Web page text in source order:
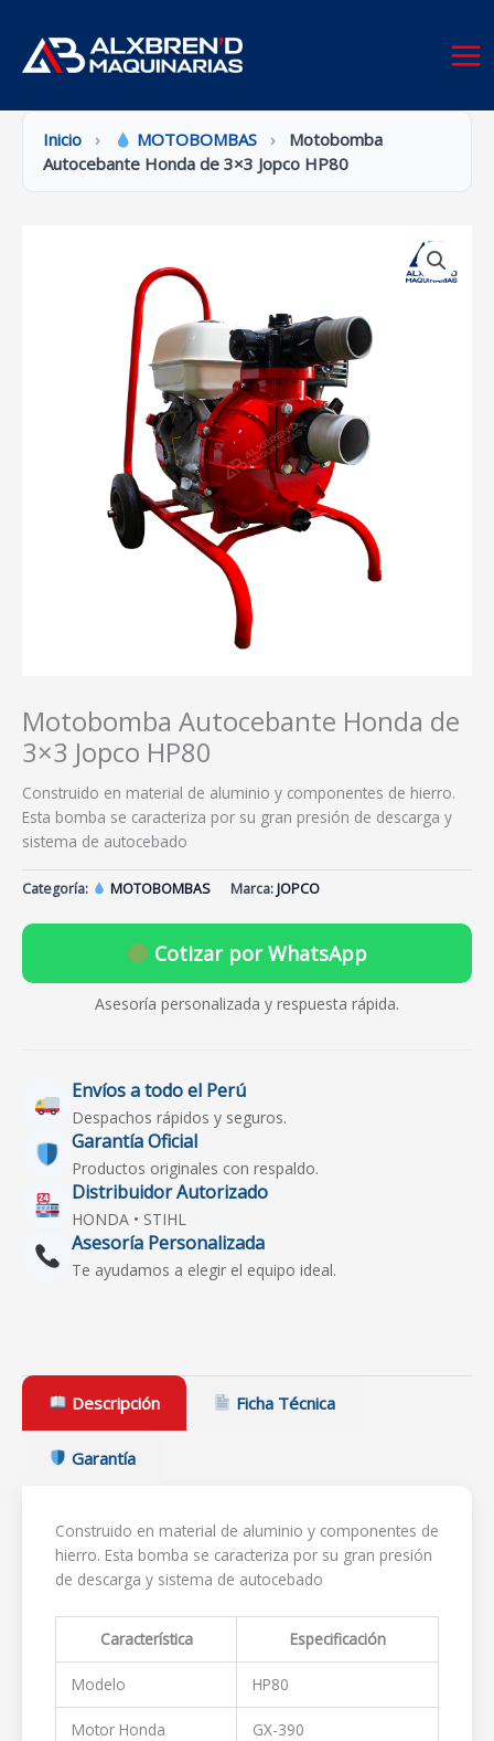
contenido
Inicio › MOTOBOMBAS ›
Motobomba
Autocebante Honda de 3×3 Jopco HP80
Motobomba Autocebante Honda de
3×3 Jopco HP80
Construido en material de aluminio y componentes de hierro.
Esta bomba se caracteriza por su gran presión de descarga y
sistema de autocebado
Categoría: MOTOBOMBAS Marca:JOPCO
Cotizar por WhatsApp
Asesoría personalizada y respuesta rápida.
Envíos a todo el Perú
Despachos rápidos y seguros.
Garantía Oficial
Productos originales con respaldo.
Distribuidor Autorizado
HONDA • STIHL
Asesoría Personalizada
Te ayudamos a elegir el equipo ideal.
Descripción Ficha Técnica
Garantía
Construido en material de aluminio y componentes de
hierro. Esta bomba se caracteriza por su gran presión
de descarga y sistema de autocebado
Característica Especificación
Modelo HP80
Motor Honda GX-390